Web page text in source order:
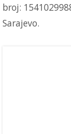
broj:
Sarajevo.